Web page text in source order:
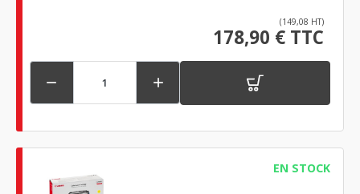
(149,08 HT)
178,90 € TTC
 
EN STOCK